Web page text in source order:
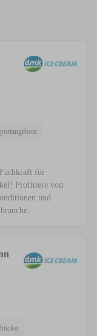
für
Profitiere von
und